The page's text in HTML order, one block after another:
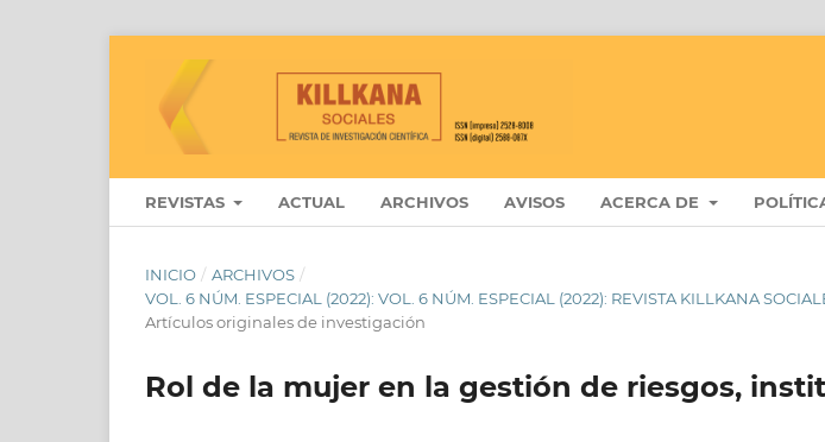
REVISTAS ACTUAL ARCHIVOS AVISOS ACERCA DE
INICIO / ARCHIVOS /
VOL. 6 NÚM. ESPECIAL (2022): VOL. 6 NÚM. ESPECIAL (2022): REVISTA KILLKANA
Artículos originales de investigación
Rol de la mujer en la gestión de riesgos,